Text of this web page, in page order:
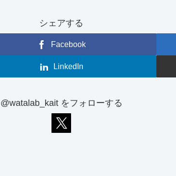
シェアする
Facebook
LinkedIn
@watalab_kait をフォローする